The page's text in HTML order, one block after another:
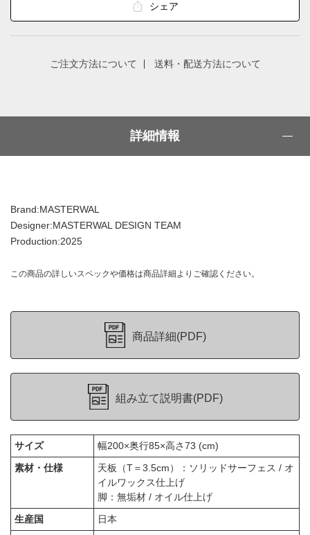
シェア
ご注文方法について 送料・配送方法について
詳細情報
Brand:MASTERWAL
Designer:MASTERWAL DESIGN TEAM
Production:2025
この商品の詳しいスペックや価格は商品詳細よりご確認ください。
商品詳細(PDF)
組み立て説明書(PDF)
サイズ
幅200×奥行85×高さ73 (cm)
素材・仕様
天板（T＝3.5cm）：ソリッドサーフェス / オ
イルワックス仕上げ
脚：無垢材 / オイル仕上げ
生産国
日本